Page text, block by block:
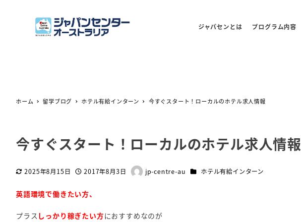
ジャパセンとは プログラム内容
ホーム 留学ブログ ホテル有給インターン 今すぐスタート！ローカルのホテル求人情報
今すぐスタート！ローカルのホテル求人情報
更新日2025年8月15日 投稿日2017年8月3日
著
jp-centre-au カテゴリー
ホテル有給インターン
英語環境で働きたい方、
プラス しっかり稼ぎたい方におすすめなのが